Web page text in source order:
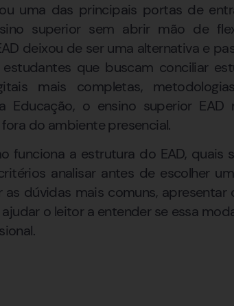
uma das principais portas de
superior sem abrir mão de
deixou de ser uma alternativa e
que buscam conciliar
mais completas,
Educação, o ensino superior
do ambiente presencial.
funciona a estrutura do EAD, quais
analisar antes de escolher
as dúvidas mais comuns,
o leitor a entender se essa